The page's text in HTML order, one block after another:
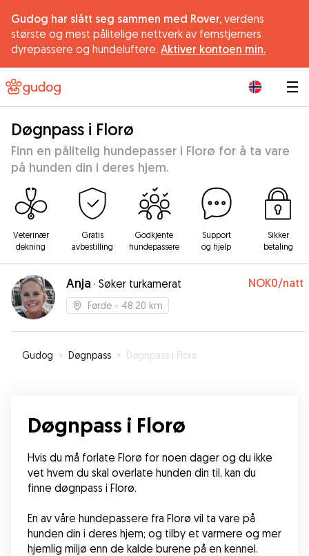
Gudog har slått seg sammen med Rover, verdens
største og mest pålitelige nettverk av femstjerners
dyrepassere og hundeluftere. Aktiver kontoen min.
Døgnpass i Florø
Finn en pålitelig hundepasser i Florø for å ta vare
på hunden din i deres hjem.
Veterinær
dekning
Gratis
avbestilling
Godkjente
hundepassere
Support
og hjelp
Sikker
betaling
Anja · Søker turkamerat NOK0/natt
Førde - 48.20 km
Gudog » Døgnpass » Døgnpass i Florø
Døgnpass i Florø
Hvis du må forlate Florø for noen dager og du ikke
vet hvem du skal overlate hunden din til, kan du
finne døgnpass i Florø.
En av våre hundepassere fra Florø vil ta vare på
hunden din i deres hjem; og tilby et varmere og mer
hjemlig miljø enn de kalde burene på en kennel.